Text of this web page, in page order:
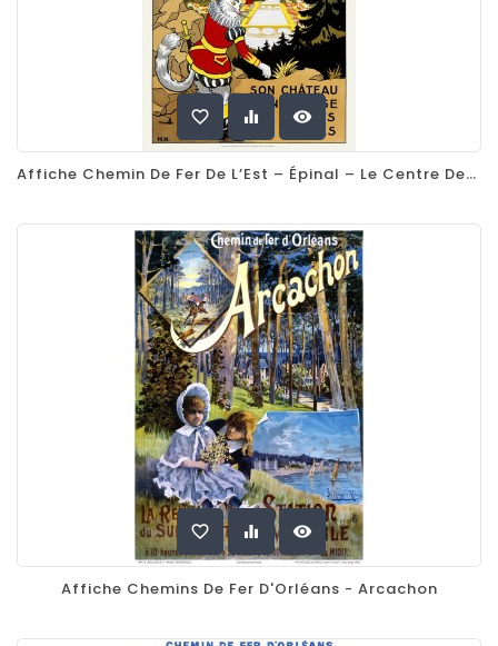
favorite_border equalizer visibility
Affiche Chemin De Fer De L’Est – Épinal – Le Centre Des Vosges
favorite_border equalizer visibility
Affiche Chemins De Fer D'Orléans - Arcachon